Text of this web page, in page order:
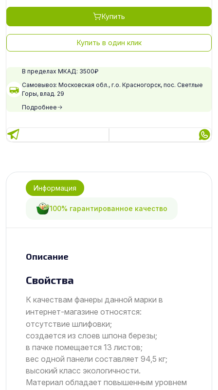
Купить
Купить в один клик
В пределах МКАД: 3500₽
Самовывоз: Московская обл., г.о. Красногорск, пос. Светлые
Горы, влад. 29
Подробнее
Информация
100% гарантированное качество
Описание
Свойства
К качествам фанеры данной марки в
интернет-магазине относятся:
отсутствие шлифовки;
создается из слоев шпона березы;
в пачке помещается 13 листов;
вес одной панели составляет 94,5 кг;
высокий класс экологичности.
Материал обладает повышенным уровнем